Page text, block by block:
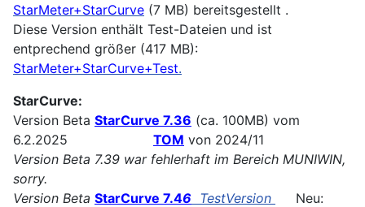
StarMeter+StarCurve (7 MB) bereitsgestellt .
Diese Version enthält Test-Dateien und ist
entprechend größer (417 MB):
StarMeter+StarCurve+Test.
StarCurve:
Version Beta StarCurve 7.36 (ca. 100MB) vom
6.2.2025 TOM von 2024/11
Version Beta 7.39 war fehlerhaft im Bereich MUNIWIN,
sorry.
Version Beta StarCurve 7.46 TestVersion
Neu: